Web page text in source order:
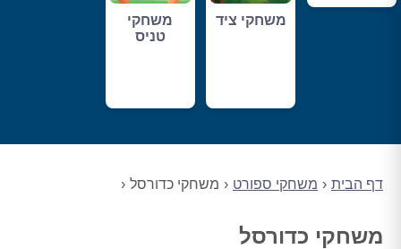
דף הבית משחקי ספורט משחקי כדורסל
משחקי כדורסל
משחקי ציד
משחקי
טניס